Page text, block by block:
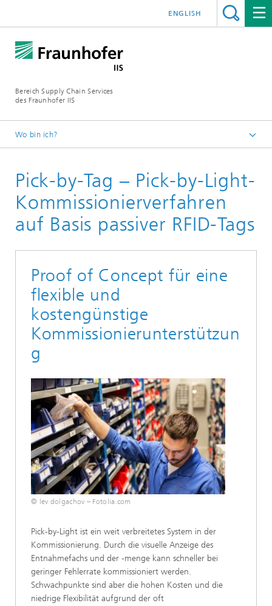
Bereich Supply Chain Services
des Fraunhofer IIS
ENGLISH
Wo bin ich?
Referenzprojekte
Pick-by-Tag – Pick-by-Light-
Kommissionierverfahren
auf Basis passiver RFID-Tags
Proof of Concept für eine
flexible und
kostengünstige
Kommissionierunterstützun
g
© lev dolgachov – Fotolia.com
Pick-by-Light ist ein weit verbreitetes System in der
Kommissionierung. Durch die visuelle Anzeige des
Entnahmefachs und der -menge kann schneller bei
geringer Fehlerrate kommissioniert werden.
Schwachpunkte sind aber die hohen Kosten und die
niedrige Flexibilität aufgrund der oft